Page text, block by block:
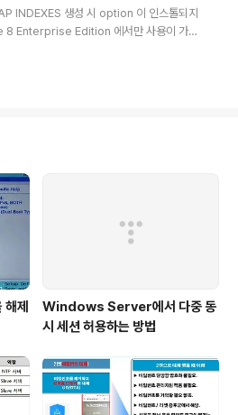
INDEXES 생성 시 option 이 인스톨되지
8 Enterprise Edition 에서만 사용이 가능
제
Windows Server에서 다중 동
시 세션 허용하는 방법